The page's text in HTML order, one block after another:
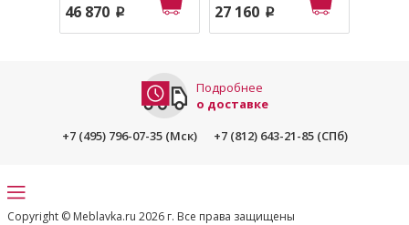
46 870 p 27 160 p
Подробнее
о доставке
+7 (495) 796-07-35 (Мск)
+7 (812) 643-21-85 (СПб)
Copyright © Meblavka.ru 2026 г. Все права защищены